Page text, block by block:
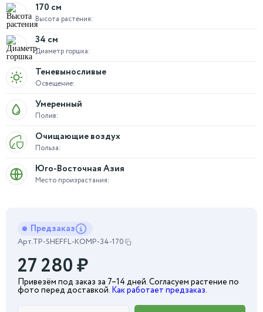
Высота растения:
170 см
Диаметр горшка:
34 см
Освещение:
Теневыносливые
Полив:
Умеренный
Польза:
Очищающие воздух
Место произрастания:
Юго-Восточная Азия
Предзаказ
Арт.TP-SHEFFL-KOMP-34-170
27 280₽
Привезём под заказ за 7–14 дней. Согласуем растение по
фото перед доставкой. Как работает предзаказ.